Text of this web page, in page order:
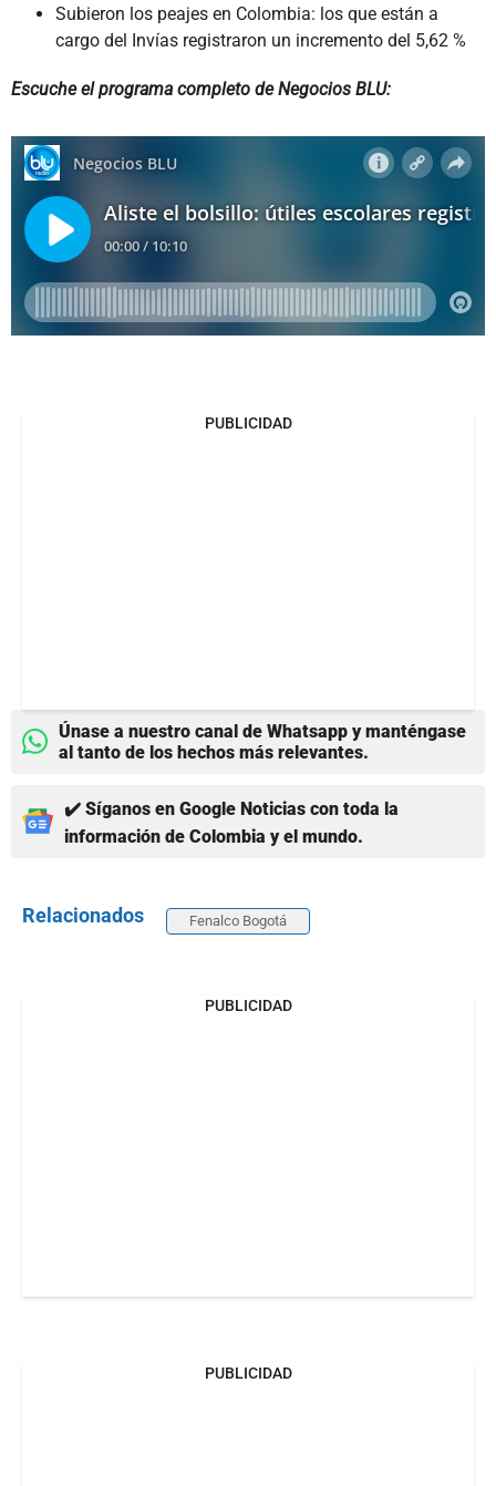
Subieron los peajes en Colombia: los que están a
cargo del Invías registraron un incremento del 5,62 %
Escuche el programa completo de Negocios BLU:
PUBLICIDAD
Únase a nuestro canal de Whatsapp y manténgase
al tanto de los hechos más relevantes.
✔️ Síganos en Google Noticias con toda la
información de Colombia y el mundo.
Relacionados Fenalco Bogotá
PUBLICIDAD
PUBLICIDAD